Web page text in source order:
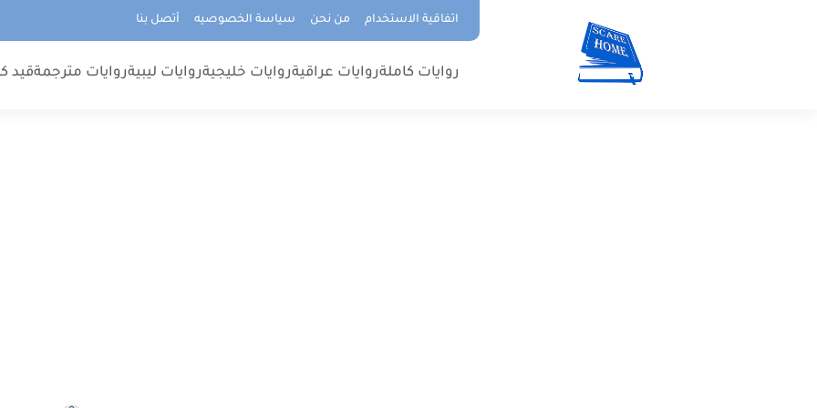
اتفاقية الاستخدام من نحن سياسة الخصوصيه أتصل بنا
روايات كاملةروايات عراقيةروايات خليجيةروايات ليبيةروايات مترجمةقيد